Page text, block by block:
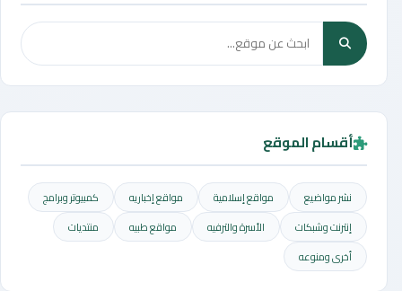
أقسام الموقع
نشر مواضيع مواقع إسلامية مواقع إخباريه
كمبيوتر وبرامج
إنترنت وشبكات
الأسرة والترفيه مواقع طبيه
منتديات
أخرى ومنوعه